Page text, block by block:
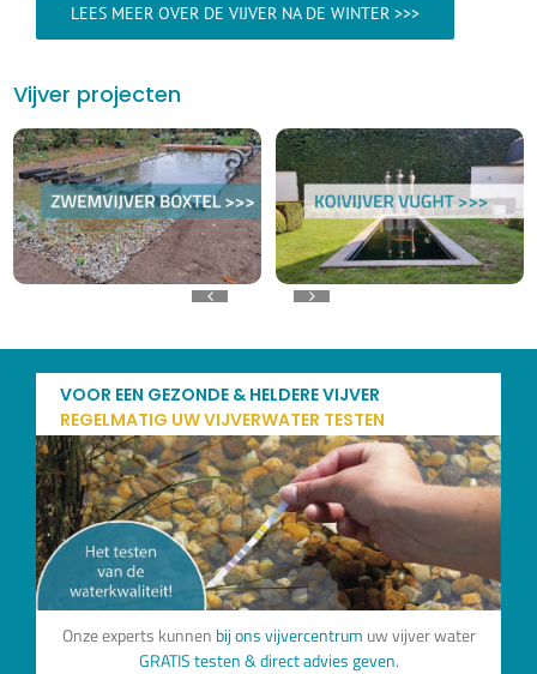
LEES MEER OVER DE VIJVER NA DE WINTER >>>
Vijver projecten
VOOR EEN GEZONDE & HELDERE VIJVER
REGELMATIG UW VIJVERWATER TESTEN
Onze experts kunnen bij ons vijvercentrum uw vijver water
GRATIS testen & direct advies geven.